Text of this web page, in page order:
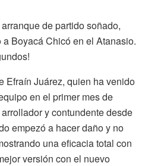
de partido soñado,
Boyacá Chicó en el Atanasio.
Efraín Juárez, quien ha venido
en el primer mes de
y contundente desde
empezó a hacer daño y no
una eficacia total con
versión con el nuevo